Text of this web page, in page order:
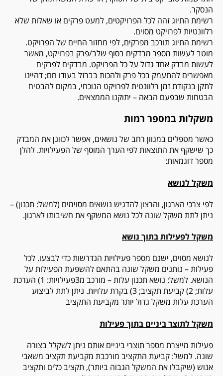
הנסקר.
רשימת התיוג זהה לכל הפרויקטים, למעט פרקים או שאלות שלא
רלוונטיות לפרויקט מסוים.
רשימת התיוג תורכב מפרקים, לפי מחזור החיים של הפרויקט.
מוטב לעשות מספר מבדקים בסוף שלב/פרק בפרויקט, מאשר
לעשות מבדק אחד גדול על כל הפרויקט. מבדקים לפרקים
מאפשרים להתעמק בכל פרק ולהכות בברזל בעודו חם; דהיינו
לתקן בנקודת זמן רלוונטית לפרויקט הנוכחי, במקום להבטיח
הבטחות שבפעם הבאה – יתוקנו הממצאים.
משקלות במספר רמות
כאשר מטפלים במגוון רחב של נושאים, אפשר לכוונן את המבדק
כך שישקף את התוצאות לפי הערך המוסף של הפעילויות. להלן
מספר דוגמאות:
משקל לנושא
לפי צרכי הארגון, והרצון להדגיש נושאים מסוימים (למשל: תכנון) –
ניתן לתת משקל שונה לכל נושא המשקף את חשיבותו לארגון.
משקל לפעילות בתוך נושא
לנושא מסוים, ישנם מספר פעילויות הנדרשות כדי לבצעו. לכל
פעילות – נותנים משקל שונה בהתאם להשפעת הפעילות על
הנושא. למשל: נושא תכנון עלות – מורכב מ3פעילויות: 1) הערכת
עלות; 2) קביעת תקציב; 3) בקרת עלויות. ניתן לתת לביצוע
הערכת עלות משקל גדול יותר מקביעת התקציב
משקל לתוצר ביניים בתוך פעילות
פעילות מייצרת מספר תוצרי ביניים אותם ניתן לשקלל בצורה
שונה. למשל: קביעת התקציב מורכבת מקביעת תקציב משאבי
אנוש (שיקבלו את המשקל הגבוה ביותר), תקציב כלים ותקציב